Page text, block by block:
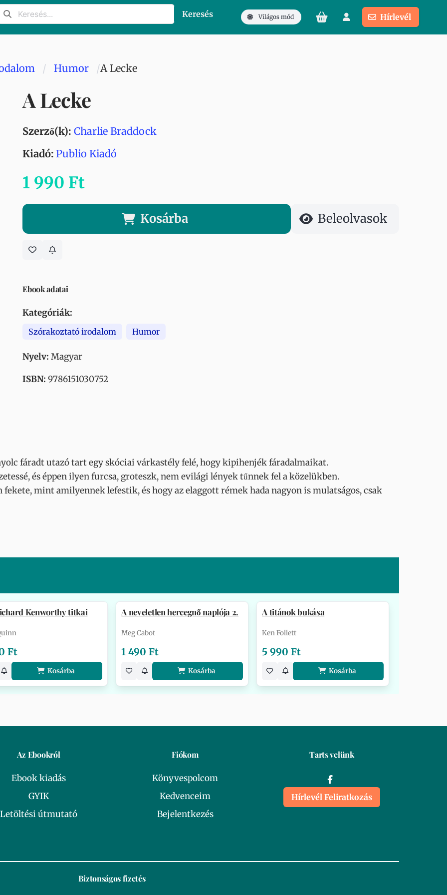
Keresés Világos mód Hírlevél
Humor A Lecke
A Lecke
Szerző(k): Charlie Braddock
Kiadó: Publio Kiadó
1 990 Ft
Kosárba Beleolvasok
Ebook adatai
Kategóriák:
Szórakoztató irodalom Humor
Nyelv: Magyar
ISBN: 9786151030752
fáradt utazó tart egy skóciai várkastély felé, hogy kipihenjék fáradalmaikat.
és éppen ilyen furcsa, groteszk, nem evilági lények tűnnek fel a közelükben.
mint amilyennek lefestik, és hogy az elaggott rémek hada nagyon is mulatságos, csak
Kenworthy titkai
Ft
Kosárba
A neveletlen hercegnő naplója 2.
Meg Cabot
1 490 Ft
Kosárba
A titánok bukása
Ken Follett
5 990 Ft
Kosárba
Az Ebookról
Ebook kiadás
GYIK
Letöltési útmutató
Fiókom
Könyvespolcom
Kedvenceim
Bejelentkezés
Tarts velünk
Hírlevél Feliratkozás
Biztonságos fizetés